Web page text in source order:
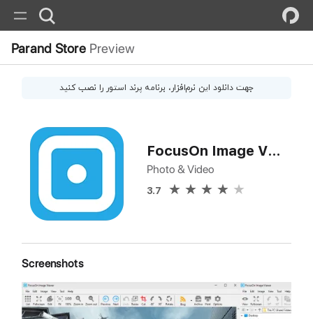
Parand Store Preview
جهت دانلود این نرم‌افزار، برنامه پرند استور را نصب کنید
FocusOn Image Viewer
Photo & Video
3.7
Screenshots